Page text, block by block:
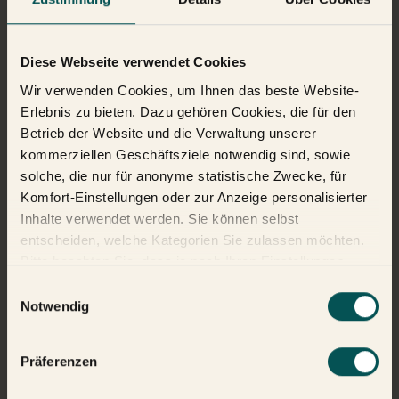
Diese Webseite verwendet Cookies
Wir verwenden Cookies, um Ihnen das beste Website-
Erlebnis zu bieten. Dazu gehören Cookies, die für den
Betrieb der Website und die Verwaltung unserer
kommerziellen Geschäftsziele notwendig sind, sowie
solche, die nur für anonyme statistische Zwecke, für
Komfort-Einstellungen oder zur Anzeige personalisierter
Inhalte verwendet werden. Sie können selbst
entscheiden, welche Kategorien Sie zulassen möchten.
Verfügung stehen. Weitere Informationen finden Sie in
Notwendig
Präferenzen
Zukunft.
In Zusammenarbeit der IRG (Industry Research Group Polymer
Recycling) und dem ITA (Institut für Textiltechnik der RWTH
Aachen University) unterstützen unser Partner RE TEXTIL und
TextilTiger die Forschungsarbeit an innovativen Methoden
hinsichtlich Polymerrecycling von Kleidungsstücken, also solchen,
die Kunststoffe enthalten. Entlang der gesamten
Wertschöpfungskette der Textilrecycling-Wirtschaft wird nach
Lösungen geforscht, die die Bekleidungsindustrie nachhaltig
Refashioning.